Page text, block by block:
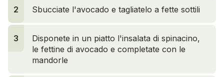
2 Sbucciate l'avocado e tagliatelo a fette sottili
3
Disponete in un piatto l'insalata di spinacino,
le fettine di avocado e completate con le
mandorle